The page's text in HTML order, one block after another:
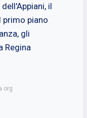
il
primo piano
gli
Regina